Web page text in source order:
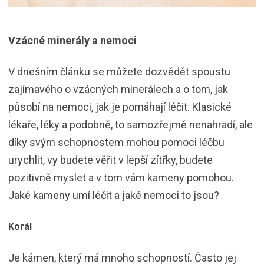
Vzácné minerály a nemoci
V dnešním článku se můžete dozvědět spoustu
zajímavého o vzácných minerálech a o tom, jak
působí na nemoci, jak je pomáhají léčit. Klasické
lékaře, léky a podobně, to samozřejmě nenahradí, ale
díky svým schopnostem mohou pomoci léčbu
urychlit, vy budete věřit v lepší zítřky, budete
pozitivně myslet a v tom vám kameny pomohou.
Jaké kameny umí léčit a jaké nemoci to jsou?
Korál
Je kámen, který má mnoho schopností. Často jej